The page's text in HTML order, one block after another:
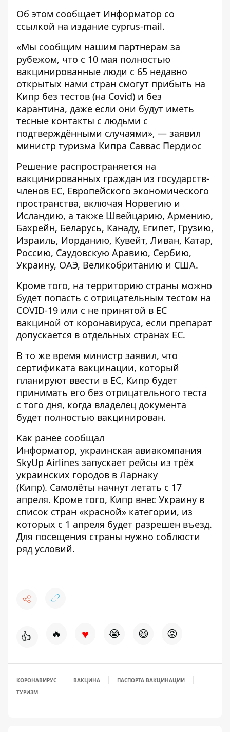
Об этом сообщает Информатор со
ссылкой на издание cyprus-mail.
«Мы сообщим нашим партнерам за
рубежом, что с 10 мая полностью
вакцинированные люди с 65 недавно
открытых нами стран смогут прибыть на
Кипр без тестов (на Covid) и без
карантина, даже если они будут иметь
тесные контакты с людьми с
подтверждёнными случаями», — заявил
министр туризма Кипра Саввас Пердиос
Решение распространяется на
вакцинированных граждан из государств-
членов ЕС, Европейского экономического
пространства, включая Норвегию и
Исландию, а также Швейцарию, Армению,
Бахрейн, Беларусь, Канаду, Египет, Грузию,
Израиль, Иорданию, Кувейт, Ливан, Катар,
Россию, Саудовскую Аравию, Сербию,
Украину, ОАЭ, Великобританию и США.
Кроме того, на территорию страны можно
будет попасть с отрицательным тестом на
COVID-19 или с не принятой в ЕС
вакциной от коронавируса, если препарат
допускается в отдельных странах ЕС.
В то же время министр заявил, что
сертификата вакцинации, который
планируют ввести в ЕС, Кипр будет
принимать его без отрицательного теста
с того дня, когда владелец документа
будет полностью вакцинирован.
Как ранее сообщал
Информатор, украинская авиакомпания
SkyUp Airlines запускает рейсы из трёх
украинских городов в Ларнаку
(Кипр). Самолёты начнут летать с 17
апреля. Кроме того, Кипр внес Украину в
список стран «красной» категории, из
которых с 1 апреля будет разрешен въезд.
Для посещения страны нужно соблюсти
ряд условий.
👍 🔥 ♥ 😭 😆 😡
КОРОНАВИРУС ВАКЦИНА
ПАСПОРТА ВАКЦИНАЦИИ
ТУРИЗМ